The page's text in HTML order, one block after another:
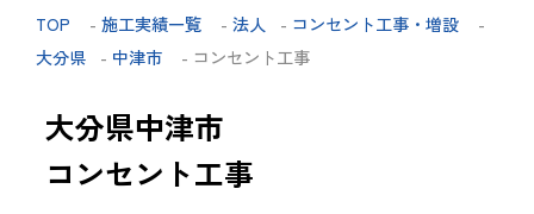
TOP - 施工実績一覧 - 法人 - コンセント工事・増設
-
大分県
- 中津市 - コンセント工事
大分県中津市
コンセント工事